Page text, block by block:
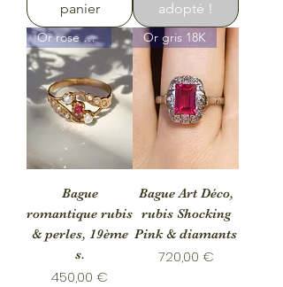
panier
adopté !
Or rose 18K
Bague
romantique rubis
& perles, 19ème
s.
Prix
450,00 €
Or gris 18K
Bague Art Déco,
rubis Shocking
Pink & diamants
Prix
720,00 €